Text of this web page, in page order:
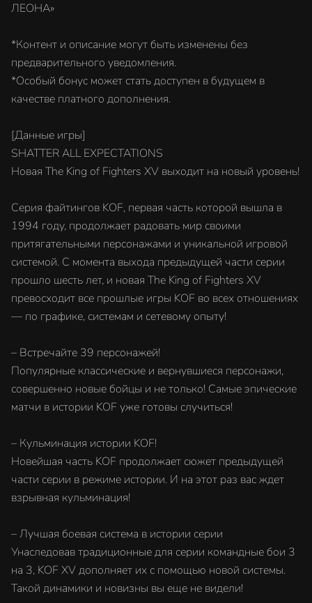
ЛЕОНА»
*Контент и описание могут быть изменены без
предварительного уведомления.
*Особый бонус может стать доступен в будущем в
качестве платного дополнения.
[Данные игры]
SHATTER ALL EXPECTATIONS
Новая The King of Fighters XV выходит на новый уровень!
Серия файтингов KOF, первая часть которой вышла в
1994 году, продолжает радовать мир своими
притягательными персонажами и уникальной игровой
системой. С момента выхода предыдущей части серии
прошло шесть лет, и новая The King of Fighters XV
превосходит все прошлые игры KOF во всех отношениях
— по графике, системам и сетевому опыту!
– Встречайте 39 персонажей!
Популярные классические и вернувшиеся персонажи,
совершенно новые бойцы и не только! Самые эпические
матчи в истории KOF уже готовы случиться!
– Кульминация истории KOF!
Новейшая часть KOF продолжает сюжет предыдущей
части серии в режиме истории. И на этот раз вас ждет
взрывная кульминация!
– Лучшая боевая система в истории серии
Унаследовав традиционные для серии командные бои 3
на 3, KOF XV дополняет их с помощью новой системы.
Такой динамики и новизны вы еще не видели!